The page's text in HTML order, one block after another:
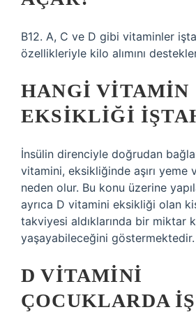
B12. A, C ve D gibi vitaminler
özellikleriyle kilo alımını
HANGI VITAMIN
EKSIKLIĞI
İnsülin direnciyle doğrudan
vitamini, eksikliğinde aşırı yeme
neden olur. Bu konu üzerine
ayrıca D vitamini eksikliği olan
takviyesi aldıklarında bir miktar
yaşayabileceğini göstermektedir.
D VITAMINI
ÇOCUKLARDA